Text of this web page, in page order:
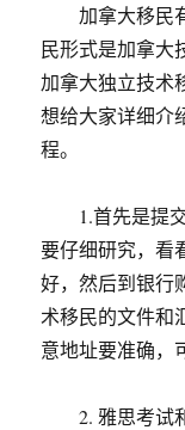
加拿大移民有
民形式是加拿大
加拿大独立技术
想给大家详细介
程。
1.首先是提交
要仔细研究，看
好，然后到银行
术移民的文件和
意地址要准确，
2. 雅思考试和